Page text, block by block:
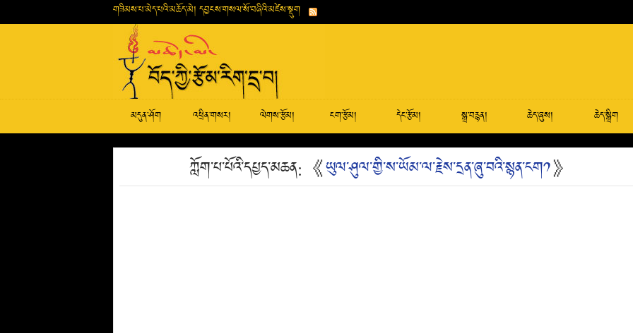
གཟིམས་པ་མེད་པའི་མཆོད་མེ། དབྱངས་གསལ་སོ་བཞིའི་མཛེས་སྡུག
མདུན་ཤོག འཕྲིན་གསར། ལེགས་རྩོམ། ངག་རྩོམ། དེང་རྩོམ། སྒྲ་བརྙན། ཆེད་ཞུས། ཆེད་སྒྲིག
ཀློག་པ་པོའི་དཔྱད་མཆན: 《ཡུལ་ཤུལ་གྱི་ས་ཡོམ་ལ་རྗེས་དྲན་ཞུ་བའི་སྙན་ངག༡》